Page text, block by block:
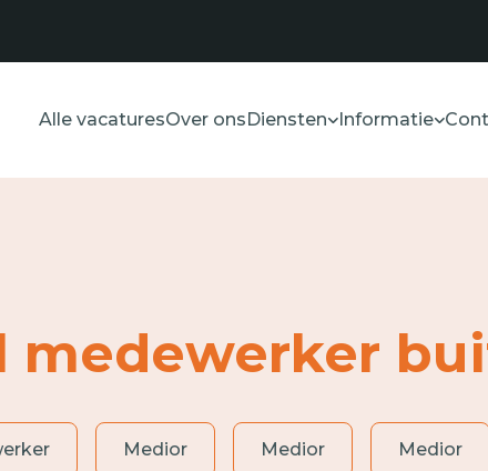
Alle vacaturesOver onsDiensten Informatie
medewerker
Medior Medior Medior